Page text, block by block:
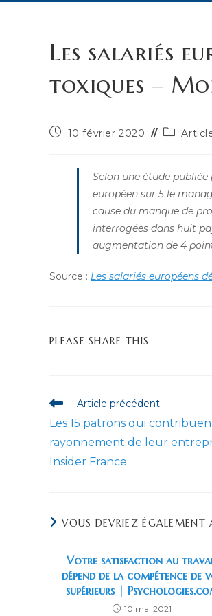
Les salariés
toxiques –
Publication
10 février 2020
Post
Selon une étude
européen sur 5 le
cause du manque de
interrogées dans huit
augmentation de 4
Source : Les salariés européens
PLEASE SHARE THIS
Read
articles
Article précédent
Les 15 patrons qui
rayonnement de leur
Insider France
VOUS DEVRIEZ ÉGALEMENT
Votre satisfaction au
dépend de la compétence de
supérieurs |
10 mai 2021